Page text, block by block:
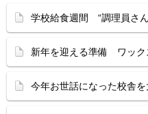
学校給食週間 “調理員さ
新年を迎える準備 ワック
今年お世話になった校舎を